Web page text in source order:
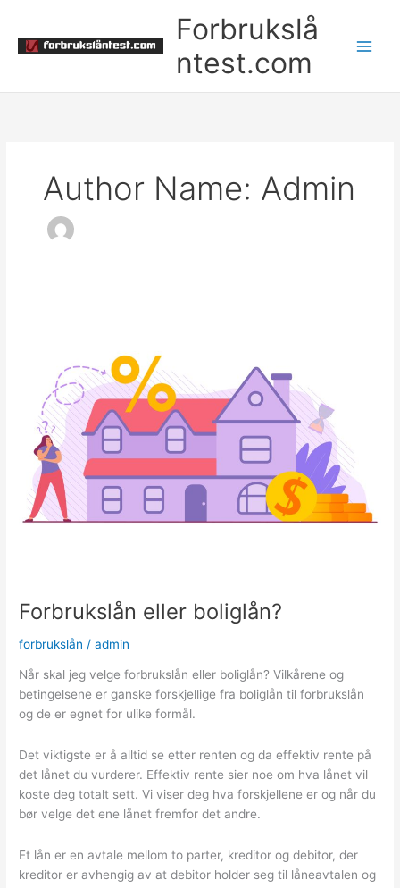
content
Forbrukslå
ntest.com
Author Name: Admin
Forbrukslån eller boliglån?
forbrukslån /admin
Når skal jeg velge forbrukslån eller boliglån? Vilkårene og
betingelsene er ganske forskjellige fra boliglån til forbrukslån
og de er egnet for ulike formål.
Det viktigste er å alltid se etter renten og da effektiv rente på
det lånet du vurderer. Effektiv rente sier noe om hva lånet vil
koste deg totalt sett. Vi viser deg hva forskjellene er og når du
bør velge det ene lånet fremfor det andre.
Et lån er en avtale mellom to parter, kreditor og debitor, der
kreditor er avhengig av at debitor holder seg til låneavtalen og